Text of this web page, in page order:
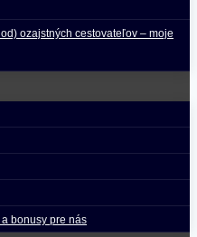
ozajstných cestovateľov – moje
bonusy pre nás